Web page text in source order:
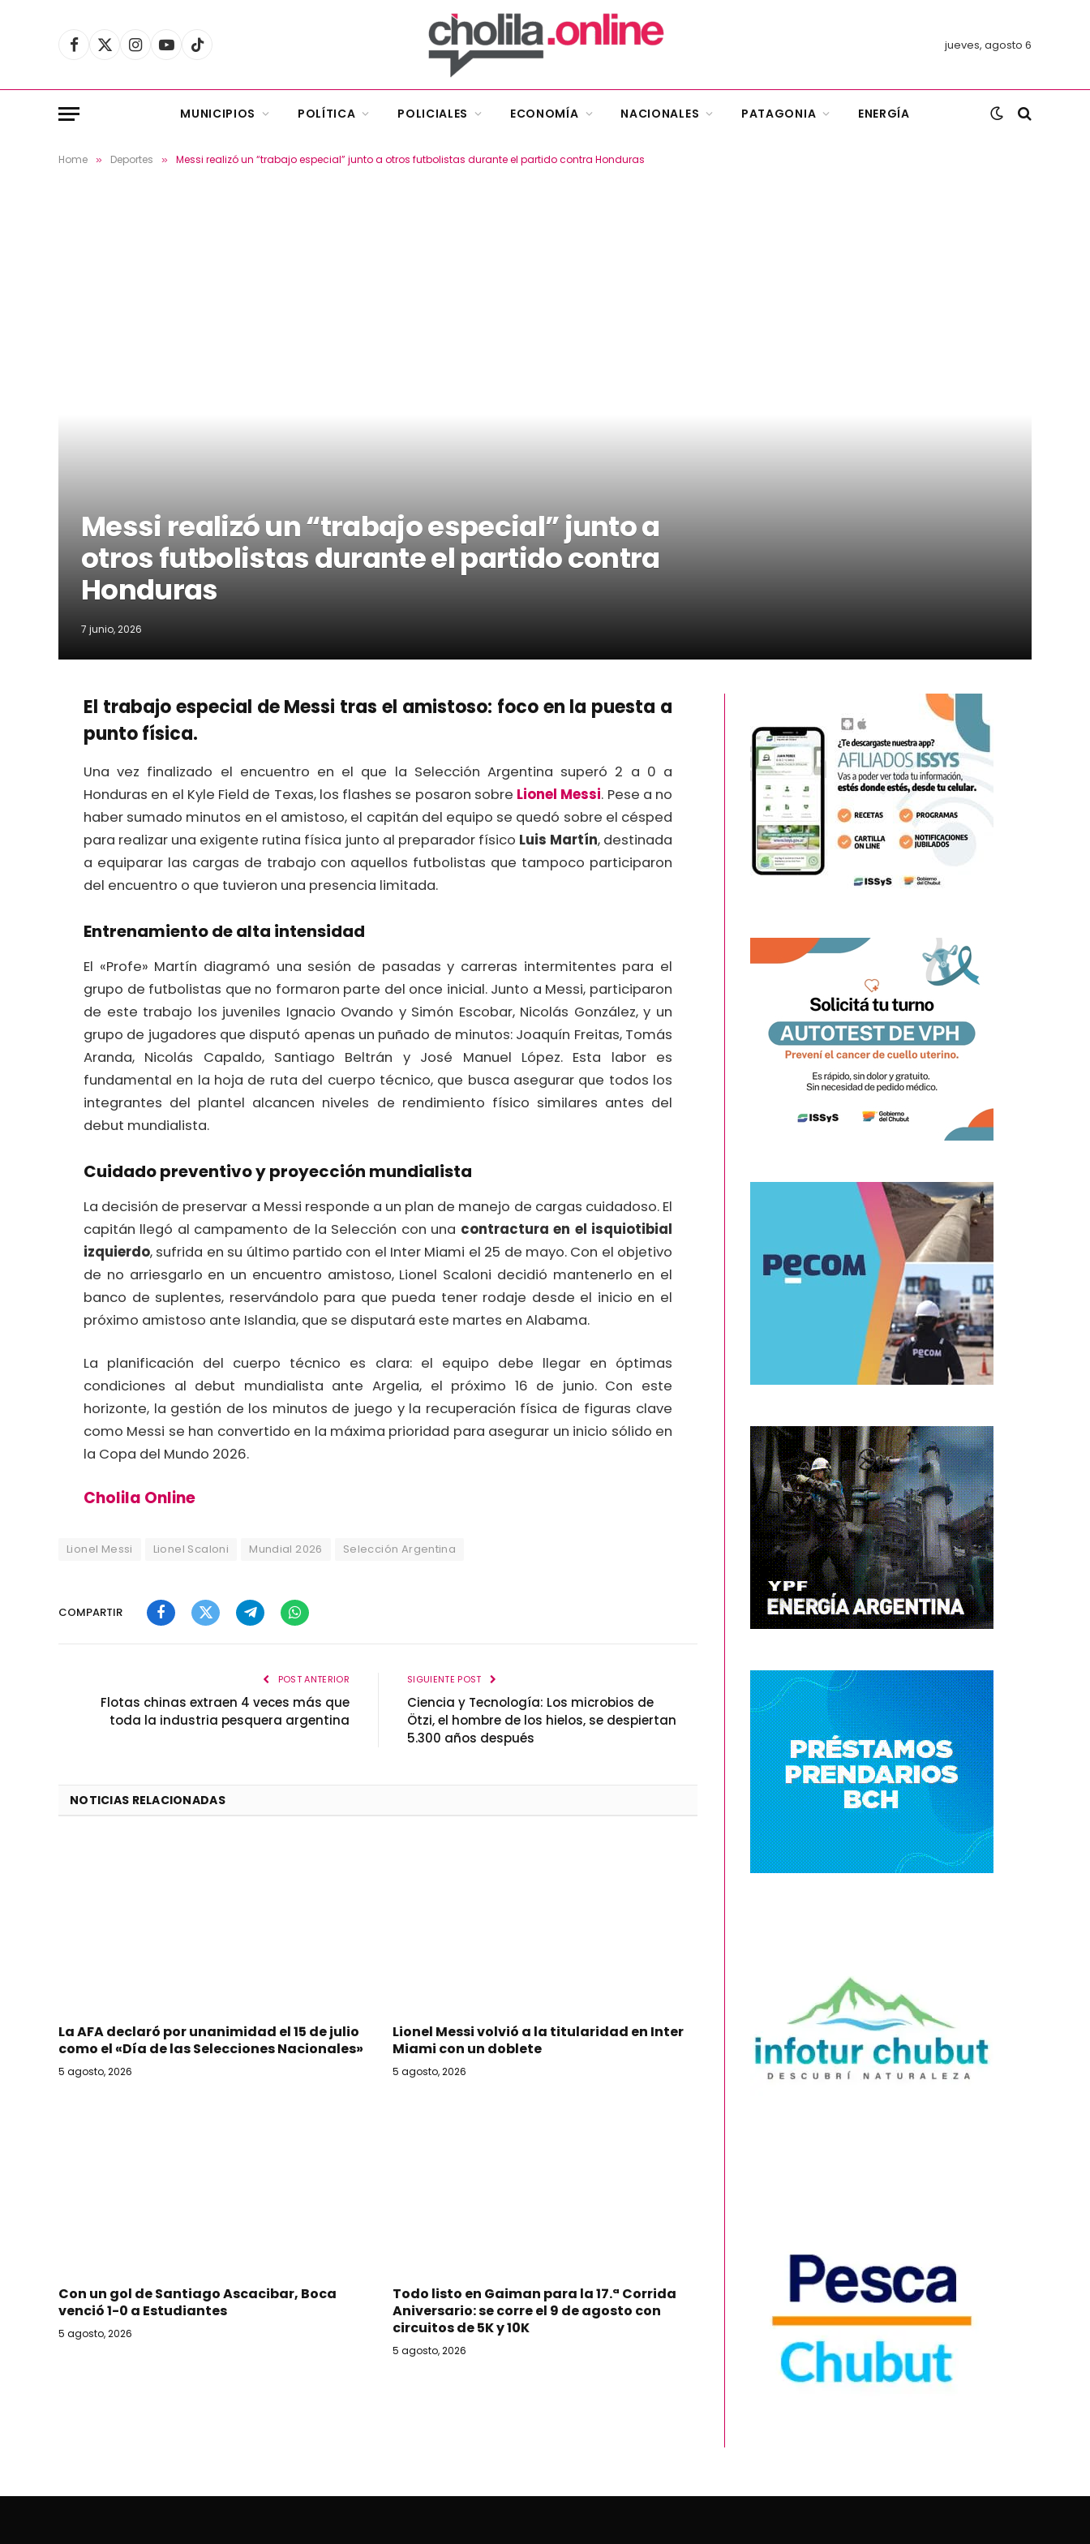
Facebook
X
Instagram
YouTubeTikTok jueves, agosto 6
MUNICIPIOS POLÍTICA POLICIALES ECONOMÍA NACIONALES PATAGONIA ENERGÍA
Home » Deportes » Messi realizó un “trabajo especial” junto a otros futbolistas durante el partido contra Honduras
Messi realizó un “trabajo especial” junto a
otros futbolistas durante el partido contra
Honduras
7 junio, 2026
El trabajo especial de Messi tras el amistoso: foco en la puesta a
punto física.
Una vez finalizado el encuentro en el que la Selección Argentina superó 2 a 0 a
Honduras en el Kyle Field de Texas, los flashes se posaron sobre Lionel Messi. Pese a no
haber sumado minutos en el amistoso, el capitán del equipo se quedó sobre el césped
para realizar una exigente rutina física junto al preparador físico Luis Martín, destinada
a equiparar las cargas de trabajo con aquellos futbolistas que tampoco participaron
del encuentro o que tuvieron una presencia limitada.
Entrenamiento de alta intensidad
El «Profe» Martín diagramó una sesión de pasadas y carreras intermitentes para el
grupo de futbolistas que no formaron parte del once inicial. Junto a Messi, participaron
de este trabajo los juveniles Ignacio Ovando y Simón Escobar, Nicolás González, y un
grupo de jugadores que disputó apenas un puñado de minutos: Joaquín Freitas, Tomás
Aranda, Nicolás Capaldo, Santiago Beltrán y José Manuel López. Esta labor es
fundamental en la hoja de ruta del cuerpo técnico, que busca asegurar que todos los
integrantes del plantel alcancen niveles de rendimiento físico similares antes del
debut mundialista.
Cuidado preventivo y proyección mundialista
La decisión de preservar a Messi responde a un plan de manejo de cargas cuidadoso. El
capitán llegó al campamento de la Selección con una contractura en el isquiotibial
izquierdo, sufrida en su último partido con el Inter Miami el 25 de mayo. Con el objetivo
de no arriesgarlo en un encuentro amistoso, Lionel Scaloni decidió mantenerlo en el
banco de suplentes, reservándolo para que pueda tener rodaje desde el inicio en el
próximo amistoso ante Islandia, que se disputará este martes en Alabama.
La planificación del cuerpo técnico es clara: el equipo debe llegar en óptimas
condiciones al debut mundialista ante Argelia, el próximo 16 de junio. Con este
horizonte, la gestión de los minutos de juego y la recuperación física de figuras clave
como Messi se han convertido en la máxima prioridad para asegurar un inicio sólido en
la Copa del Mundo 2026.
Cholila Online
Lionel Messi Lionel Scaloni Mundial 2026 Selección Argentina
COMPARTIR
FacebookTwitterTelegramWhatsApp
POST ANTERIOR
Flotas chinas extraen 4 veces más que
toda la industria pesquera argentina
SIGUIENTE POST
Ciencia y Tecnología: Los microbios de
Ötzi, el hombre de los hielos, se despiertan
5.300 años después
NOTICIAS RELACIONADAS
La AFA declaró por unanimidad el 15 de julio
como el «Día de las Selecciones Nacionales»
5 agosto, 2026
Lionel Messi volvió a la titularidad en Inter
Miami con un doblete
5 agosto, 2026
Con un gol de Santiago Ascacibar, Boca
venció 1-0 a Estudiantes
5 agosto, 2026
Todo listo en Gaiman para la 17.ª Corrida
Aniversario: se corre el 9 de agosto con
circuitos de 5K y 10K
5 agosto, 2026